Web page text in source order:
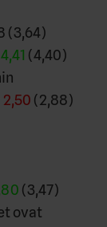
(3,64)
4,41 (4,40)
2,50 (2,88)
(3,47)
ovat